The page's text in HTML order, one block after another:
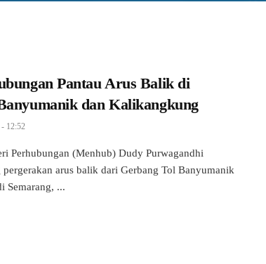
Pantau Arus Balik di
dan Kalikangkung
12:52
Perhubungan (Menhub) Dudy Purwagandhi
pergerakan arus balik dari Gerbang Tol Banyumanik
Semarang, ...